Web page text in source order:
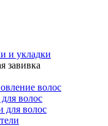
и укладки
завивка
волос
волос
для волос